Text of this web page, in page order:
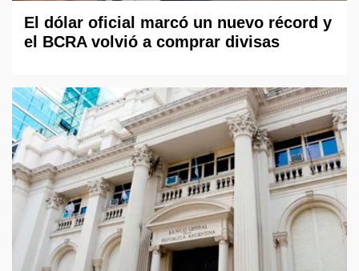
El dólar oficial marcó un nuevo récord y
el BCRA volvió a comprar divisas